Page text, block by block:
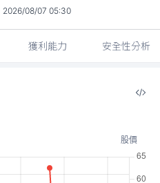
2026/08/07 05:30
獲利能力 安全性分析